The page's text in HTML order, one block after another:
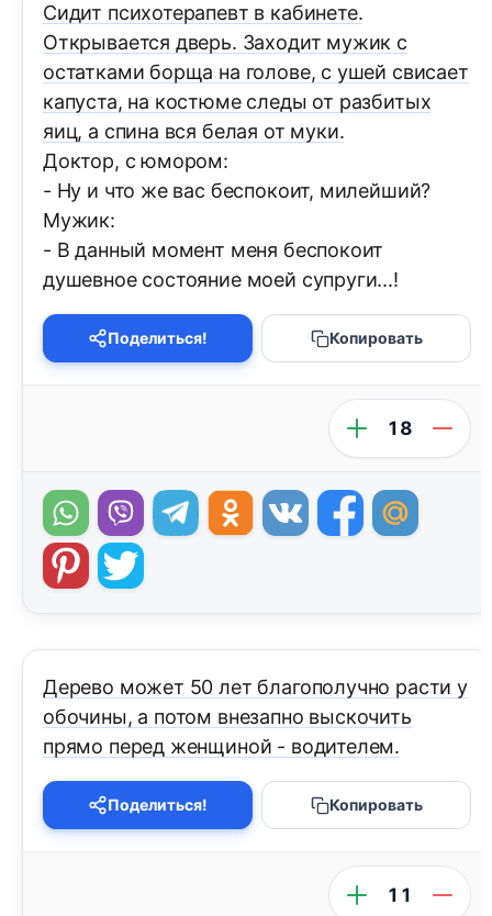
Сидит психотерапевт в кабинете.
Открывается дверь. Заходит мужик с
остатками борща на голове, с ушей свисает
капуста, на костюме следы от разбитых
яиц, а спина вся белая от муки.
Доктор, с юмором:
- Ну и что же вас беспокоит, милейший?
Мужик:
- В данный момент меня беспокоит
душевное состояние моей супруги...!
Поделиться! Копировать
18
Дерево может 50 лет благополучно расти у
обочины, а потом внезапно выскочить
прямо перед женщиной - водителем.
Поделиться! Копировать
11